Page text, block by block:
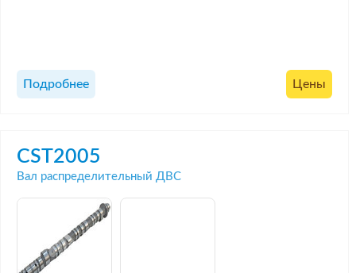
Подробнее Цены
CST2005
Вал распределительный ДВС